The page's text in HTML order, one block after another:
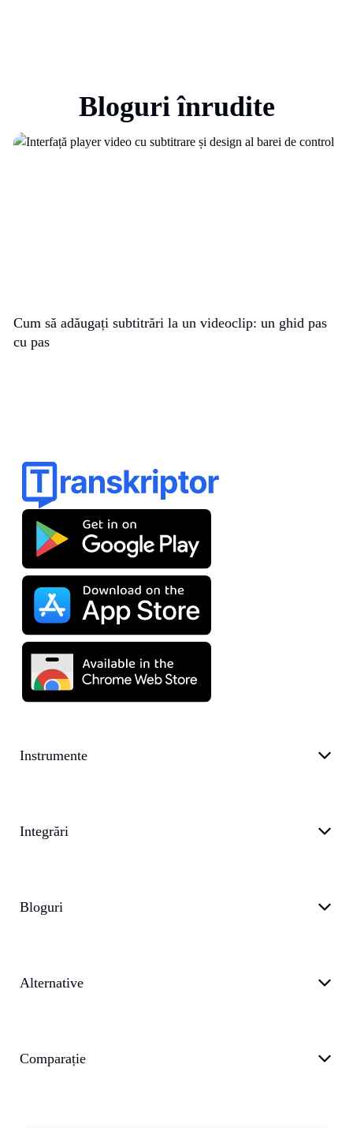
Bloguri înrudite
Cum să adăugați subtitrări la un videoclip: un ghid pas
cu pas
Instrumente
Integrări
Bloguri
Alternative
Comparație